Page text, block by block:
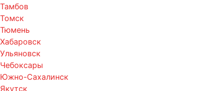
Тамбов
Томск
Тюмень
Хабаровск
Ульяновск
Чебоксары
Южно-Сахалинск
Якутск